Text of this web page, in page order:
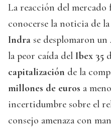
La reacción del mercado
conocerse la noticia de
Indra se desplomaron un
la peor caída del Ibex 35
capitalización de la
millones de euros a
incertidumbre sobre el
consejo amenaza con